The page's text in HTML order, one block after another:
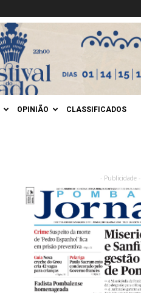
OPINIÃO CLASSIFICADOS
- Publicidade -